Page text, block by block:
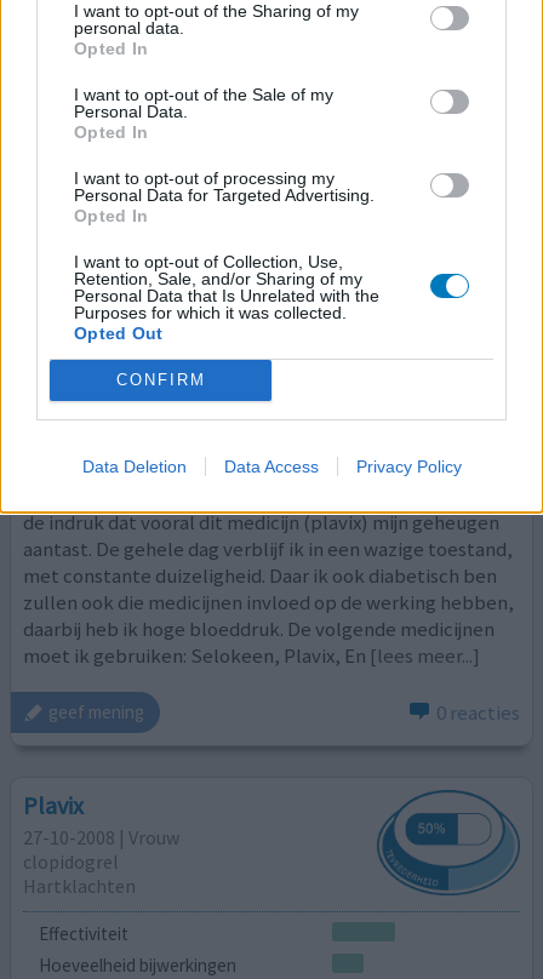
I want to opt-out of the Sharing of my
personal data.
Opted In
I want to opt-out of the Sale of my
Personal Data.
Opted In
I want to opt-out of processing my
Personal Data for Targeted Advertising.
Opted In
I want to opt-out of Collection, Use,
Retention, Sale, and/or Sharing of my
Personal Data that Is Unrelated with the
Purposes for which it was collected.
Opted Out
CONFIRM
Data Deletion Data Access Privacy Policy
Effectiviteit
geef mening 0 reacties
Plavix
11-02-2009 | Man
clopidogrel
Geplaatste 'Stent' in de hartslagader.
Effectiviteit
de indruk dat vooral dit medicijn (plavix) mijn geheugen
aantast. De gehele dag verblijf ik in een wazige toestand,
met constante duizeligheid. Daar ik ook diabetisch ben
zullen ook die medicijnen invloed op de werking hebben,
daarbij heb ik hoge bloeddruk. De volgende medicijnen
moet ik gebruiken: Selokeen, Plavix, En [lees meer...]
geef mening 0 reacties
Plavix
27-10-2008 | Vrouw
clopidogrel
Hartklachten
Effectiviteit
Hoeveelheid bijwerkingen